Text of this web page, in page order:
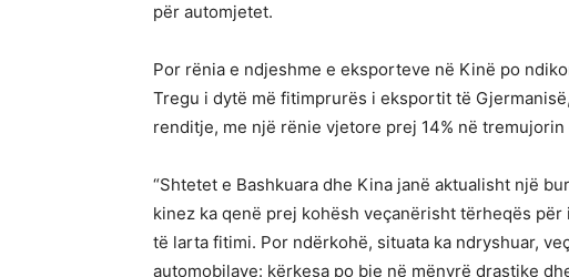
për automjetet.
Por rënia e ndjeshme e eksporteve në Kinë po
Tregu i dytë më fitimprurës i eksportit të
renditje, me një rënie vjetore prej 14% në tremujorin
“Shtetet e Bashkuara dhe Kina janë aktualisht një
kinez ka qenë prej kohësh veçanërisht tërheqës
të larta fitimi. Por ndërkohë, situata ka ndryshuar,
automobilave: kërkesa po bie në mënyrë drastike